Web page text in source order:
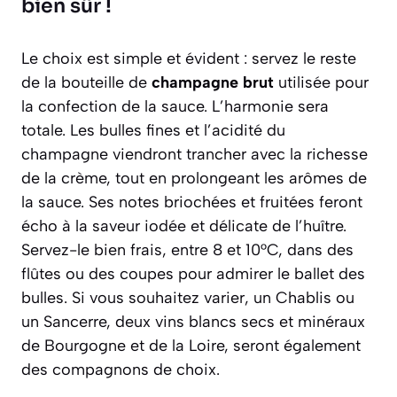
bien sûr !
Le choix est simple et évident : servez le reste
de la bouteille de champagne brut utilisée pour
la confection de la sauce. L’harmonie sera
totale. Les bulles fines et l’acidité du
champagne viendront trancher avec la richesse
de la crème, tout en prolongeant les arômes de
la sauce. Ses notes briochées et fruitées feront
écho à la saveur iodée et délicate de l’huître.
Servez-le bien frais, entre 8 et 10°C, dans des
flûtes ou des coupes pour admirer le ballet des
bulles. Si vous souhaitez varier, un Chablis ou
un Sancerre, deux vins blancs secs et minéraux
de Bourgogne et de la Loire, seront également
des compagnons de choix.